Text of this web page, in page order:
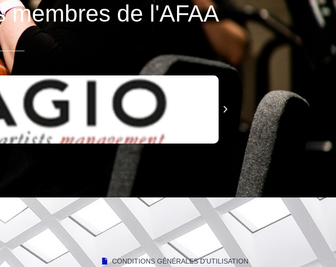
membres de l'AFAA
CONDITIONS GÉNÉRALES D'UTILISATION